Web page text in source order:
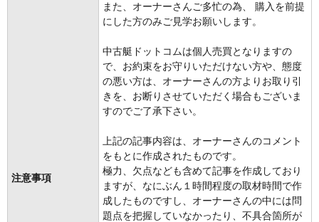
注意事項
また、オーナーさんご多忙の為、 購入を前提
にした方のみご見学お願いします。
中古艇ドットコムは個人売買となりますの
で、お約束をお守りいただけない方や、態度
の悪い方は、オーナーさんの方よりお取り引
きを、お断りさせていただく場合もございま
すのでご了承下さい。
上記の記事内容は、オーナーさんのコメント
をもとに作成されたものです。
極力、欠点なども含めて記事を作成しており
ますが、なにぶん１時間程度の取材時間で作
成したものですし、オーナーさんの中には問
題点を把握していなかったり、不具合箇所が